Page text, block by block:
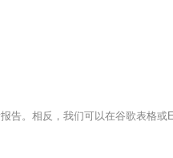
。相反，我们可以在谷歌表格